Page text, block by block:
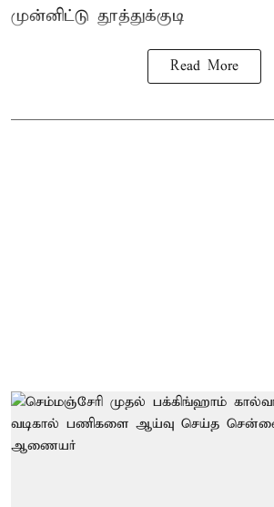
முன்னிட்டு தூத்துக்குடி
Read More